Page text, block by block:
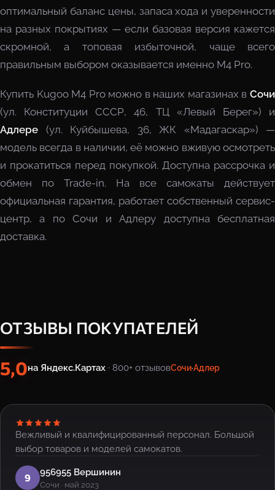
оптимальный баланс цены, запаса хода и уверенности
на разных покрытиях — если базовая версия кажется
скромной, а топовая избыточной, чаще всего
правильным выбором оказывается именно M4 Pro.
Купить Kugoo M4 Pro можно в наших магазинах в Сочи
(ул. Конституции СССР, 46, ТЦ «Левый Берег») и
Адлере (ул. Куйбышева, 36, ЖК «Мадагаскар») —
модель всегда в наличии, её можно вживую осмотреть
и прокатиться перед покупкой. Доступна рассрочка и
обмен по Trade-in. На все самокаты действует
официальная гарантия, работает собственный сервис-
центр, а по Сочи и Адлеру доступна бесплатная
доставка.
ОТЗЫВЫ ПОКУПАТЕЛЕЙ
5,0на Яндекс.Картах · 800+ отзывовСочи·Адлер
Вежливый и квалифицированный персонал. Большой
выбор товаров и моделей самокатов.
9 956955 Вершинин
Сочи · май 2023